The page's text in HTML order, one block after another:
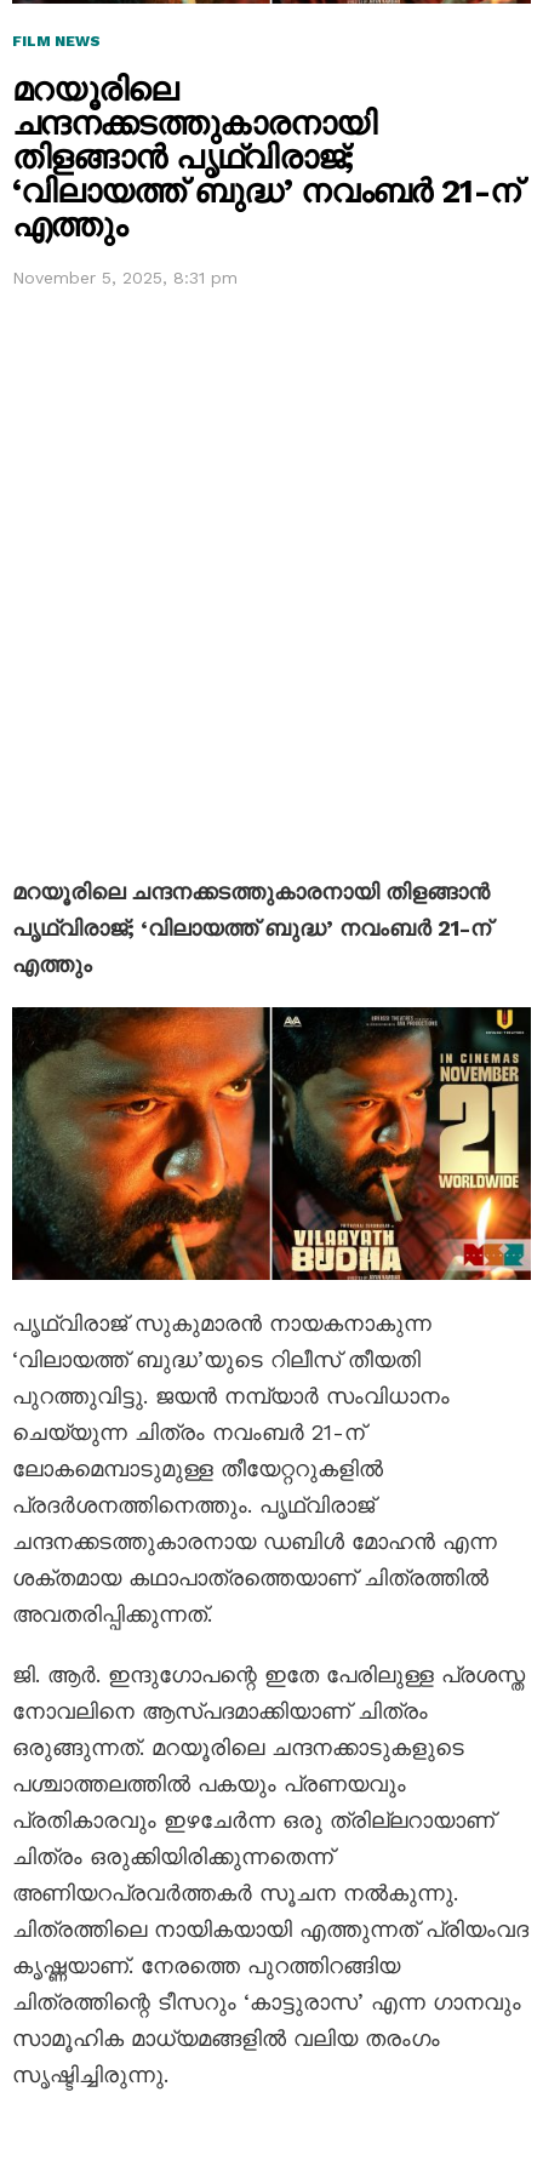
FILM NEWS
മറയൂരിലെ
ചന്ദനക്കടത്തുകാരനായി
തിളങ്ങാൻ പൃഥ്വിരാജ്;
‘വിലായത്ത് ബുദ്ധ’ നവംബർ 21-ന്
എത്തും
November 5, 2025, 8:31 pm
മറയൂരിലെ ചന്ദനക്കടത്തുകാരനായി തിളങ്ങാൻ
പൃഥ്വിരാജ്; ‘വിലായത്ത് ബുദ്ധ’ നവംബർ 21-ന്
എത്തും
പൃഥ്വിരാജ് സുകുമാരൻ നായകനാകുന്ന
‘വിലായത്ത് ബുദ്ധ’യുടെ റിലീസ് തീയതി
പുറത്തുവിട്ടു. ജയൻ നമ്പ്യാർ സംവിധാനം
ചെയ്യുന്ന ചിത്രം നവംബർ 21-ന്
ലോകമെമ്പാടുമുള്ള തീയേറ്ററുകളിൽ
പ്രദർശനത്തിനെത്തും. പൃഥ്വിരാജ്
ചന്ദനക്കടത്തുകാരനായ ഡബിൾ മോഹൻ എന്ന
ശക്തമായ കഥാപാത്രത്തെയാണ് ചിത്രത്തിൽ
അവതരിപ്പിക്കുന്നത്.
ജി. ആർ. ഇന്ദുഗോപന്റെ ഇതേ പേരിലുള്ള പ്രശസ്ത
നോവലിനെ ആസ്പദമാക്കിയാണ് ചിത്രം
ഒരുങ്ങുന്നത്. മറയൂരിലെ ചന്ദനക്കാടുകളുടെ
പശ്ചാത്തലത്തിൽ പകയും പ്രണയവും
പ്രതികാരവും ഇഴചേർന്ന ഒരു ത്രില്ലറായാണ്
ചിത്രം ഒരുക്കിയിരിക്കുന്നതെന്ന്
അണിയറപ്രവർത്തകർ സൂചന നൽകുന്നു.
ചിത്രത്തിലെ നായികയായി എത്തുന്നത് പ്രിയംവദ
കൃഷ്ണയാണ്. നേരത്തെ പുറത്തിറങ്ങിയ
ചിത്രത്തിന്റെ ടീസറും ‘കാട്ടുരാസ’ എന്ന ഗാനവും
സാമൂഹിക മാധ്യമങ്ങളിൽ വലിയ തരംഗം
സൃഷ്ടിച്ചിരുന്നു.